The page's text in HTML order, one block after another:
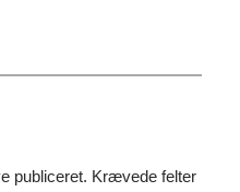
publiceret. Krævede felter